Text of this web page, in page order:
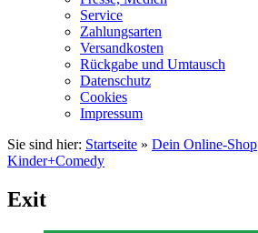
Service
Zahlungsarten
Versandkosten
Rückgabe und Umtausch
Datenschutz
Cookies
Impressum
Sie sind hier: Startseite » Dein Online-Shop
Kinder+Comedy
Exit